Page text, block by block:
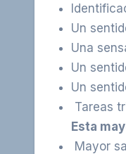
Un
Una
Un
Un
Tareas
Esta
Mayor